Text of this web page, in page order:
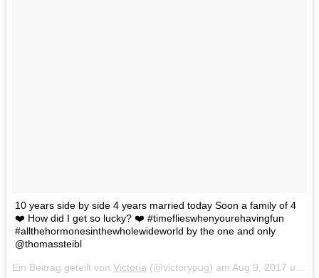
10 years side by side 4 years married today Soon a family of 4
❤️ How did I get so lucky? ❤️ #timeflieswhenyourehavingfun
#allthehormonesinthewholewideworld by the one and only
@thomassteibl
Ein Beitrag geteilt von Victoria (@victorypug) am Aug 9, 2017 um 1:51 PDT